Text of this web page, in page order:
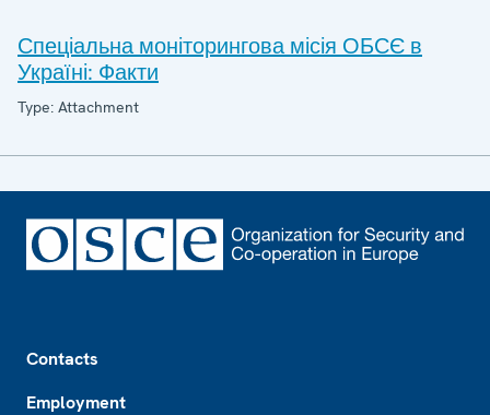
Спеціальна моніторингова місія ОБСЄ в
Україні: Факти
Type: Attachment
Contacts
Employment